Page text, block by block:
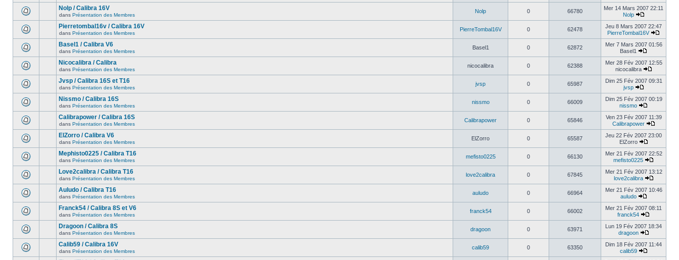
Nolp / Calibra 16V
dans Présentation des Membres
Nolp 0 66780
Mer 14 Mars 2007 22:11
Nolp
Pierretombal16v / Calibra 16V
dans Présentation des Membres
PierreTombal16V 0 62478
Jeu 8 Mars 2007 22:47
PierreTombal16V
Basel1 / Calibra V6
dans Présentation des Membres
Basel1 0 62872
Mer 7 Mars 2007 01:56
Basel1
Nicocalibra / Calibra
dans Présentation des Membres
nicocalibra 0 62388
Mer 28 Fév 2007 12:55
nicocalibra
Jvsp / Calibra 16S et T16
dans Présentation des Membres
jvsp 0 65987
Dim 25 Fév 2007 09:31
jvsp
Nissmo / Calibra 16S
dans Présentation des Membres
nissmo 0 66009
Dim 25 Fév 2007 00:19
nissmo
Calibrapower / Calibra 16S
dans Présentation des Membres
Calibrapower 0 65846
Ven 23 Fév 2007 11:39
Calibrapower
ElZorro / Calibra V6
dans Présentation des Membres
ElZorro 0 65587
Jeu 22 Fév 2007 23:00
ElZorro
Mephisto0225 / Calibra T16
dans Présentation des Membres
mefisto0225 0 66130
Mer 21 Fév 2007 22:52
mefisto0225
Love2calibra / Calibra T16
dans Présentation des Membres
love2calibra 0 67845
Mer 21 Fév 2007 13:12
love2calibra
Auludo / Calibra T16
dans Présentation des Membres
auludo 0 66964
Mer 21 Fév 2007 10:46
auludo
Franck54 / Calibra 8S et V6
dans Présentation des Membres
franck54 0 66002
Mer 21 Fév 2007 08:11
franck54
Dragoon / Calibra 8S
dans Présentation des Membres
dragoon 0 63971
Lun 19 Fév 2007 18:34
dragoon
Calib59 / Calibra 16V
dans Présentation des Membres
calib59 0 63350
Dim 18 Fév 2007 11:44
calib59